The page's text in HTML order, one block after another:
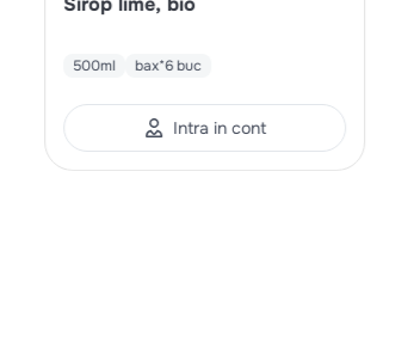
500ml bax*6 buc
Intra in cont